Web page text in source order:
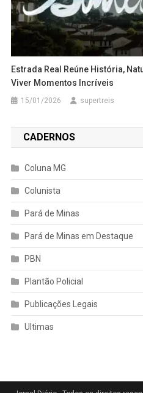
Estrada Real Reúne História,
Viver Momentos Incríveis
15/01/2026 supertreis
CADERNOS
Coluna MG
Colunista
Pará de Minas
Pará de Minas em Destaque
PBN
Plantão Policial
Publicações Legais
Ultimas